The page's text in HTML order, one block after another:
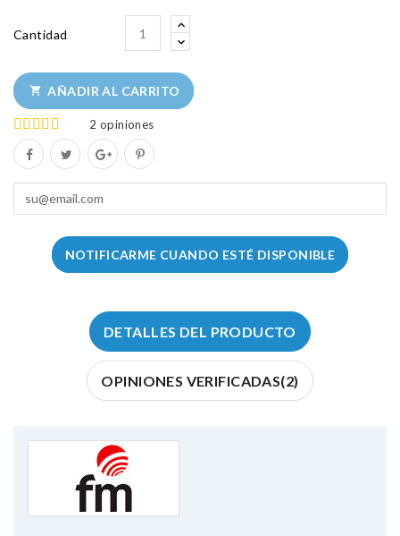
Cantidad
 AÑADIR AL CARRITO
2 opiniones
NOTIFICARME CUANDO ESTÉ DISPONIBLE
DETALLES DEL PRODUCTO
OPINIONES VERIFICADAS(2)